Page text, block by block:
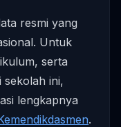
resmi yang
Untuk
serta
ini,
lengkapnya
.